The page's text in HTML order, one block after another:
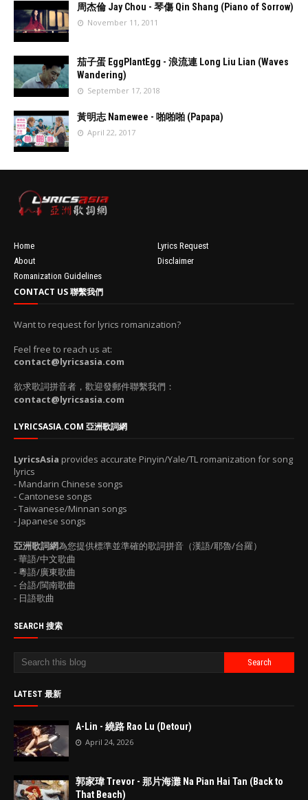
'data:post.fea
turedImage
resizeImage
100'
周杰倫 Jay Chou - 琴傷 Qin Shang (Piano of Sorrow)
November 11, 2011
'data:post.fea
turedImage
resizeImage
100'
茄子蛋 EggPlantEgg - 浪流連 Long Liu Lian (Waves
Wandering)
September 17, 2018
'data:post.fea
resizeImage
100'
黃明志 Namewee - 啪啪啪 (Papapa)
April 22, 2017
Home
Lyrics Request
About
Disclaimer
Romanization Guidelines
CONTACT US 聯繫我們
Want to request for lyrics romanization?
Feel free to reach us at:
contact@lyricsasia.com
欲求歌詞拼音者，歡迎發郵件聯繫我們：
contact@lyricsasia.com
LYRICSASIA.COM 亞洲歌詞網
LyricsAsia provides accurate Pinyin/Yale/TL romanization for song
lyrics
- Mandarin Chinese songs
- Cantonese songs
- Taiwanese/Minnan songs
- Japanese songs
亞洲歌詞網為您提供標準並準確的歌詞拼音（漢語/耶魯/台羅）
- 華語/中文歌曲
- 粵語/廣東歌曲
- 台語/閩南歌曲
- 日語歌曲
SEARCH 搜索
LATEST 最新
A-Lin - 繞路 Rao Lu (Detour)
April 24, 2026
郭家瑋 Trevor - 那片海灘 Na Pian Hai Tan (Back to
That Beach)